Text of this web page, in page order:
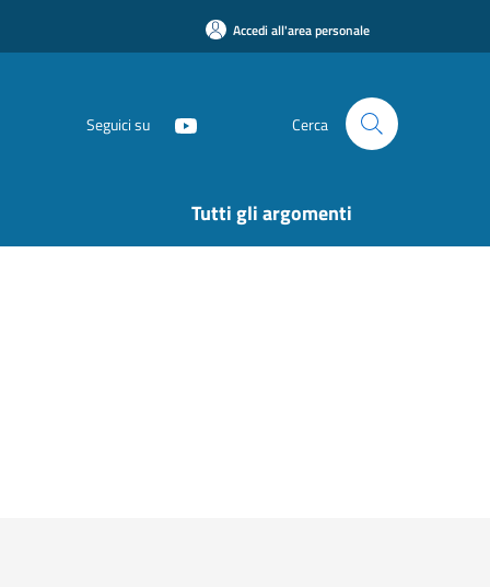
Accedi all'area personale
Seguici su Cerca
Tutti gli argomenti